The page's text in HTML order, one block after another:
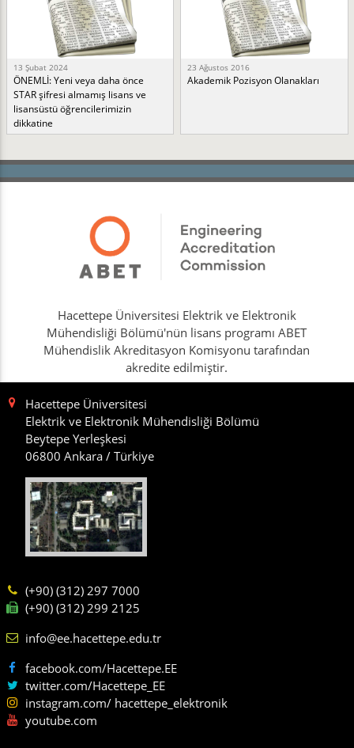
13 Şubat 2024
ÖNEMLİ: Yeni veya daha önce
STAR şifresi almamış lisans ve
lisansüstü öğrencilerimizin
dikkatine
23 Ağustos 2016
Akademik Pozisyon Olanakları
Hacettepe Üniversitesi Elektrik ve Elektronik
Mühendisliği Bölümü'nün lisans programı ABET
Mühendislik Akreditasyon Komisyonu tarafından
akredite edilmiştir.
Hacettepe Üniversitesi
Elektrik ve Elektronik Mühendisliği Bölümü
Beytepe Yerleşkesi
06800 Ankara / Türkiye
(+90) (312) 297 7000
(+90) (312) 299 2125
info@ee.hacettepe.edu.tr
facebook.com/Hacettepe.EE
twitter.com/Hacettepe_EE
instagram.com/ hacettepe_elektronik
youtube.com